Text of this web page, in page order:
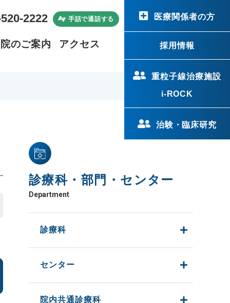
2222 手話で通話する
のご案内 アクセス
医療関係者の方
採用情報
重粒子線治療施設
i-ROCK
治験・臨床研究
診療科・部門・センター
Department
診療科
センター
院内共通診療科